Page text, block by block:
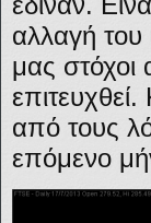
αλλαγή του
μας
από τους
επόμενο